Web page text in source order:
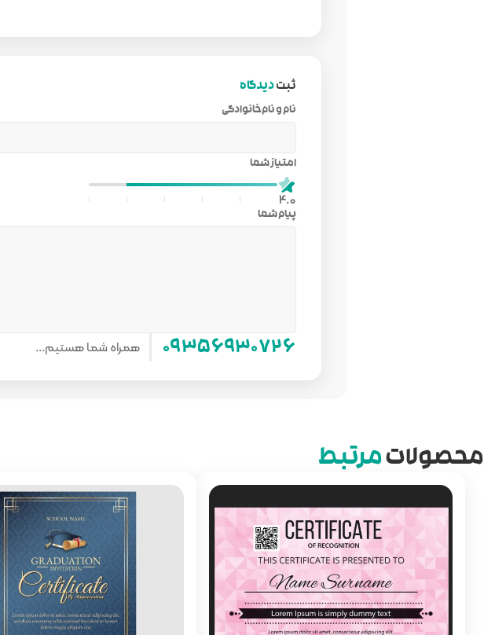
ثبتدیدگاه
امتیاز شما
4.0
پیام شما
نام و نام‌خانوادگی
۰۹۳۵۶۹۳۰۷۲۶ همراه شما هستیم...
محصولاتمرتبط